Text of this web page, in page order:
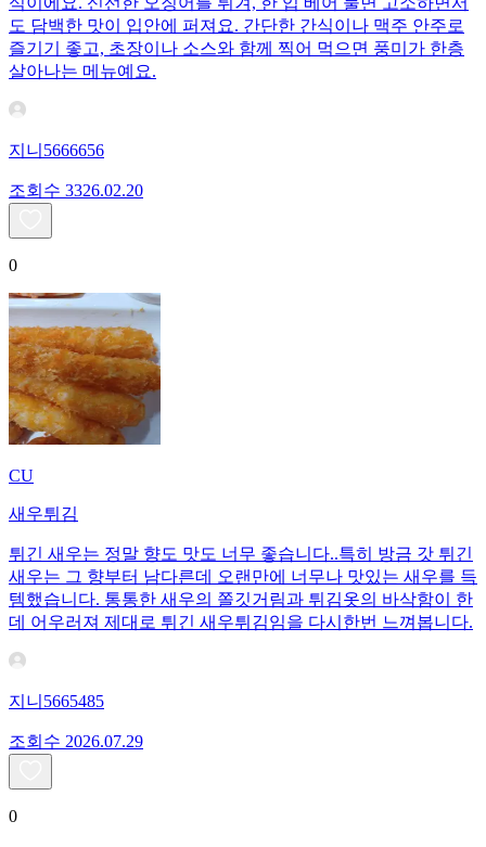
도 담백한 맛이 입안에 퍼져요. 간단한 간식이나 맥주 안주로
즐기기 좋고, 초장이나 소스와 함께 찍어 먹으면 풍미가 한층
살아나는 메뉴예요.
지니5666656
조회수 3326.02.20
0
CU
새우튀김
튀긴 새우는 정말 향도 맛도 너무 좋습니다..특히 방금 갓 튀긴
새우는 그 향부터 남다른데 오랜만에 너무나 맛있는 새우를 득
템했습니다. 통통한 새우의 쫄깃거림과 튀김옷의 바삭함이 한
데 어우러져 제대로 튀긴 새우튀김임을 다시한번 느껴봅니다.
지니5665485
조회수 2026.07.29
0